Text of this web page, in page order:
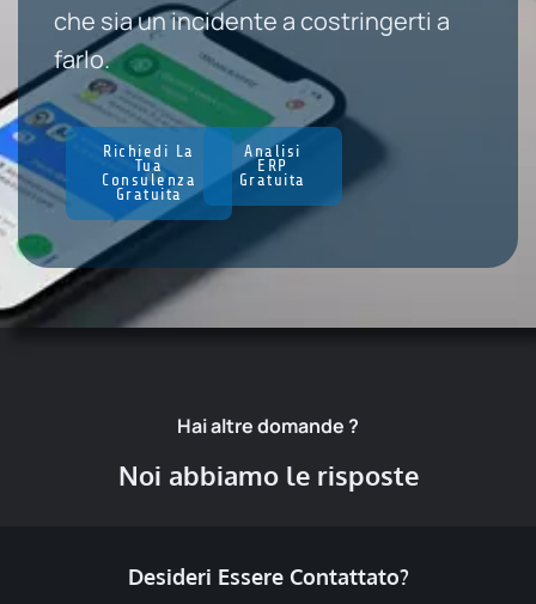
che sia un incidente a costringerti a
farlo.
Richiedi La
Tua
Consulenza
Gratuita
Analisi
ERP
Gratuita
Hai altre domande ?
Noi abbiamo le risposte
Desideri Essere Contattato?